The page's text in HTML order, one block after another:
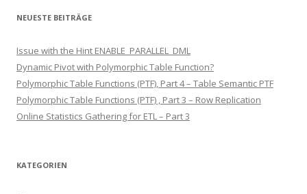
NEUESTE BEITRÄGE
Issue with the Hint ENABLE_PARALLEL_DML
Dynamic Pivot with Polymorphic Table Function?
Polymorphic Table Functions (PTF), Part 4 – Table Semantic PTF
Polymorphic Table Functions (PTF) , Part 3 – Row Replication
Online Statistics Gathering for ETL – Part 3
KATEGORIEN